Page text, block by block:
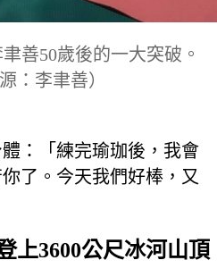
善50歲後的一大突破。
：李聿善）
：「練完瑜珈後，我會
了。今天我們好棒，又
上3600公尺冰河山頂